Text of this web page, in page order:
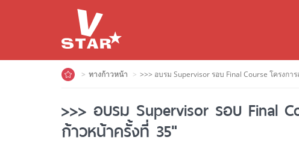
ทางก้าวหน้า >>> อบรม Supervisor รอบ Final Course โครงก
>>> อบรม Supervisor รอบ Final
ก้าวหน้าครั้งที่ 35"